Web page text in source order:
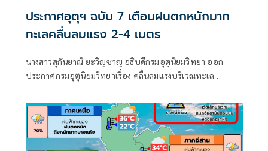
ประกาศอุตุฯ ฉบับ 7 เตือนฝนตกหนักมาก
ทะเลคลื่นลมแรง 2-4 เมตร
นางสาวสุกันยาณี ยะวิญชาญ อธิบดีกรมอุตุนิยมวิทยา ออก
ประกาศกรมอุตุนิยมวิทยาเรื่อง คลื่นลมแรงบริเวณทะเล
มากบริเวณประเทศไทย